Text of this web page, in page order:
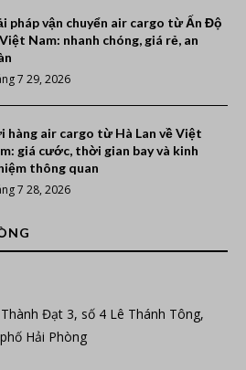
pháp vận chuyển air cargo từ Ấn Độ
Nam: nhanh chóng, giá rẻ, an
7 29, 2026
hàng air cargo từ Hà Lan về Việt
giá cước, thời gian bay và kinh
thông quan
7 28, 2026
Đạt 3, số 4 Lê Thánh Tông,
Hải Phòng